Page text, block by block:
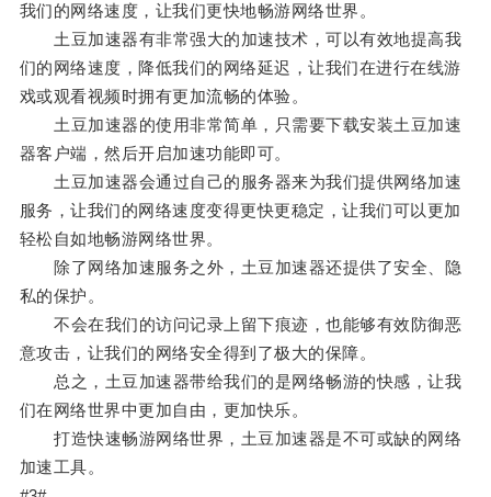
我们的网络速度，让我们更快地畅游网络世界。
土豆加速器有非常强大的加速技术，可以有效地提高我
们的网络速度，降低我们的网络延迟，让我们在进行在线游
戏或观看视频时拥有更加流畅的体验。
土豆加速器的使用非常简单，只需要下载安装土豆加速
器客户端，然后开启加速功能即可。
土豆加速器会通过自己的服务器来为我们提供网络加速
服务，让我们的网络速度变得更快更稳定，让我们可以更加
轻松自如地畅游网络世界。
除了网络加速服务之外，土豆加速器还提供了安全、隐
私的保护。
不会在我们的访问记录上留下痕迹，也能够有效防御恶
意攻击，让我们的网络安全得到了极大的保障。
总之，土豆加速器带给我们的是网络畅游的快感，让我
们在网络世界中更加自由，更加快乐。
打造快速畅游网络世界，土豆加速器是不可或缺的网络
加速工具。